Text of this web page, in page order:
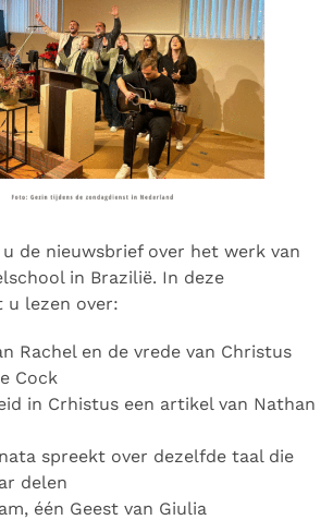
de nieuwsbrief over het werk van
in Brazilië. In deze
u lezen over:
Rachel en de vrede van Christus
Cock
in Crhistus een artikel van Nathan
spreekt over dezelfde taal die
delen
één Geest van Giulia